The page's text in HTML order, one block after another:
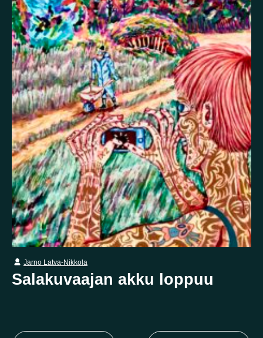
Itsetuhoisuus
Jännitys
Kaipaus
Kaksisuuntainen mielialahäiriö
Kärsimys
Kiitollisuus
Kuolema Kuuloharhat
Luonto
Luottamus
Mania Masennus
Mindfulness
Muisto
Oikeudenmukaisuus Onni
Paha olo
Pakko-oireinen häiriö
Paniikki
Pelko
Persoonallisuushäiriö
Psykoosi
Rakkaus
Rauhallisuus
Rauhattomuus
Riippuvuus
Rohkeus
Seksuaalisuus Skitsofrenia
Stressi
Suojelusenkeli
Surrealismi Suru
Syömishäiriö
Syyllisyys
Toivo Trauma
Tulevaisuus
Turvallisuus
Unettomuus Uni
Uupumus
Vääryys
Vainoharhaisuus Valemuisto
Vapaus
Veistos
Viha Yksinäisyys
Suomi Australia Brasilia Ei valittu
Viro
Jarno Latva-Nikkola
Salakuvaajan akku loppuu